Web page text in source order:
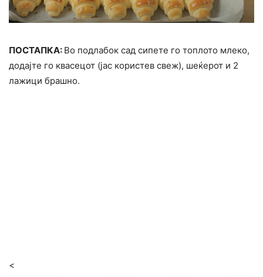
ПОСТАПКА: Во подлабок сад сипете го топлото млеко,
додајте го квасецот (јас користев свеж), шеќерот и 2
лажици брашно.
<